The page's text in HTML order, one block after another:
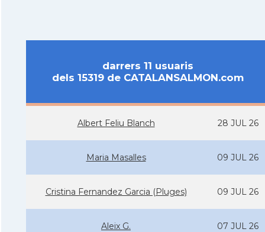
darrers 11 usuaris
dels 15319 de CATALANSALMON.com
Albert Feliu Blanch 28 JUL 26
Maria Masalles 09 JUL 26
Cristina Fernandez Garcia (Pluges) 09 JUL 26
Aleix G. 07 JUL 26